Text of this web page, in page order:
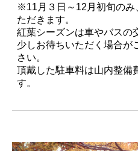
※11月３日～12月初旬のみ
ただきます。
紅葉シーズンは車やバスの
少しお待ちいただく場合が
さい。
頂戴した駐車料は山内整備
す。